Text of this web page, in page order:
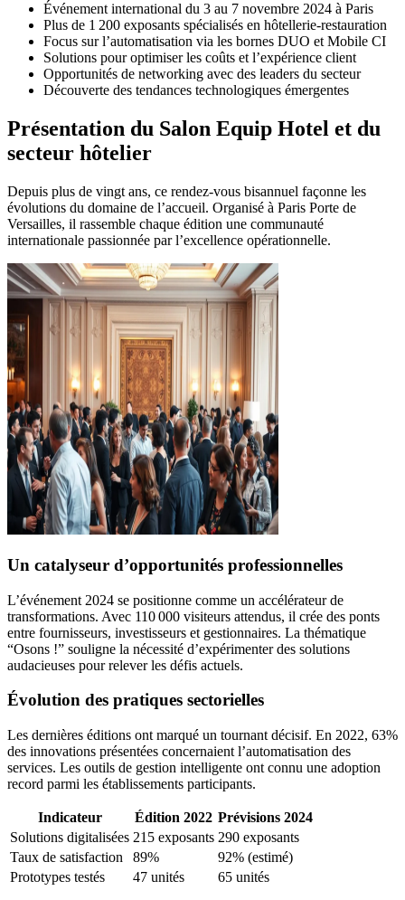
Événement international du 3 au 7 novembre 2024 à Paris
Plus de 1 200 exposants spécialisés en hôtellerie-restauration
Focus sur l’automatisation via les bornes DUO et Mobile CI
Solutions pour optimiser les coûts et l’expérience client
Opportunités de networking avec des leaders du secteur
Découverte des tendances technologiques émergentes
Présentation du Salon Equip Hotel et du
secteur hôtelier
Depuis plus de vingt ans, ce rendez-vous bisannuel façonne les
évolutions du domaine de l’accueil. Organisé à Paris Porte de
Versailles, il rassemble chaque édition une communauté
internationale passionnée par l’excellence opérationnelle.
Un catalyseur d’opportunités professionnelles
L’événement 2024 se positionne comme un accélérateur de
transformations. Avec 110 000 visiteurs attendus, il crée des ponts
entre fournisseurs, investisseurs et gestionnaires. La thématique
“Osons !” souligne la nécessité d’expérimenter des solutions
audacieuses pour relever les défis actuels.
Évolution des pratiques sectorielles
Les dernières éditions ont marqué un tournant décisif. En 2022, 63%
des innovations présentées concernaient l’automatisation des
services. Les outils de gestion intelligente ont connu une adoption
record parmi les établissements participants.
Indicateur Édition 2022 Prévisions 2024
Solutions digitalisées 215 exposants 290 exposants
Taux de satisfaction
89%
92% (estimé)
Prototypes testés
47 unités 65 unités